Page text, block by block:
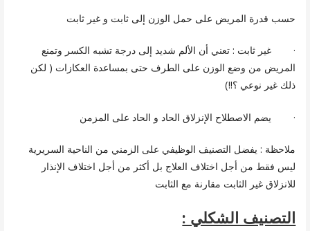
حسب قدرة المريض على حمل الوزن إلى ثابت و غير ثابت
· غير ثابت : تعني أن الألم شديد إلى درجة تشبه الكسر وتمنع
المريض من وضع الوزن على الطرف حتى بمساعدة العكازات ( لكن
ذلك غير نوعي ؟!!)
· يضم الاصطلاح الإنزلاق الحاد و الحاد على المزمن
ملاحظة : يفضل التصنيف الوظيفي على الزمني من الناحية السريرية
ليس فقط من أجل اختلاف العلاج بل أكثر من أجل اختلاف الإنذار
للانزلاق غير الثابت مقارنة مع الثابت
التصنيف الشكلي :